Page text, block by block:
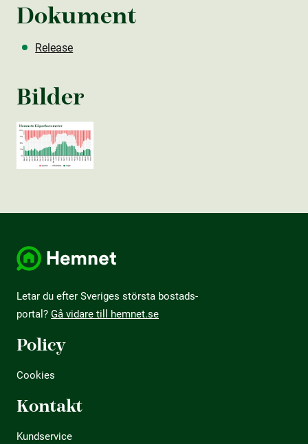
Dokument
Release
Bilder
Letar du efter Sveriges största bostads­
portal? Gå vidare till hemnet.se
Policy
Cookies
Kontakt
Kundservice